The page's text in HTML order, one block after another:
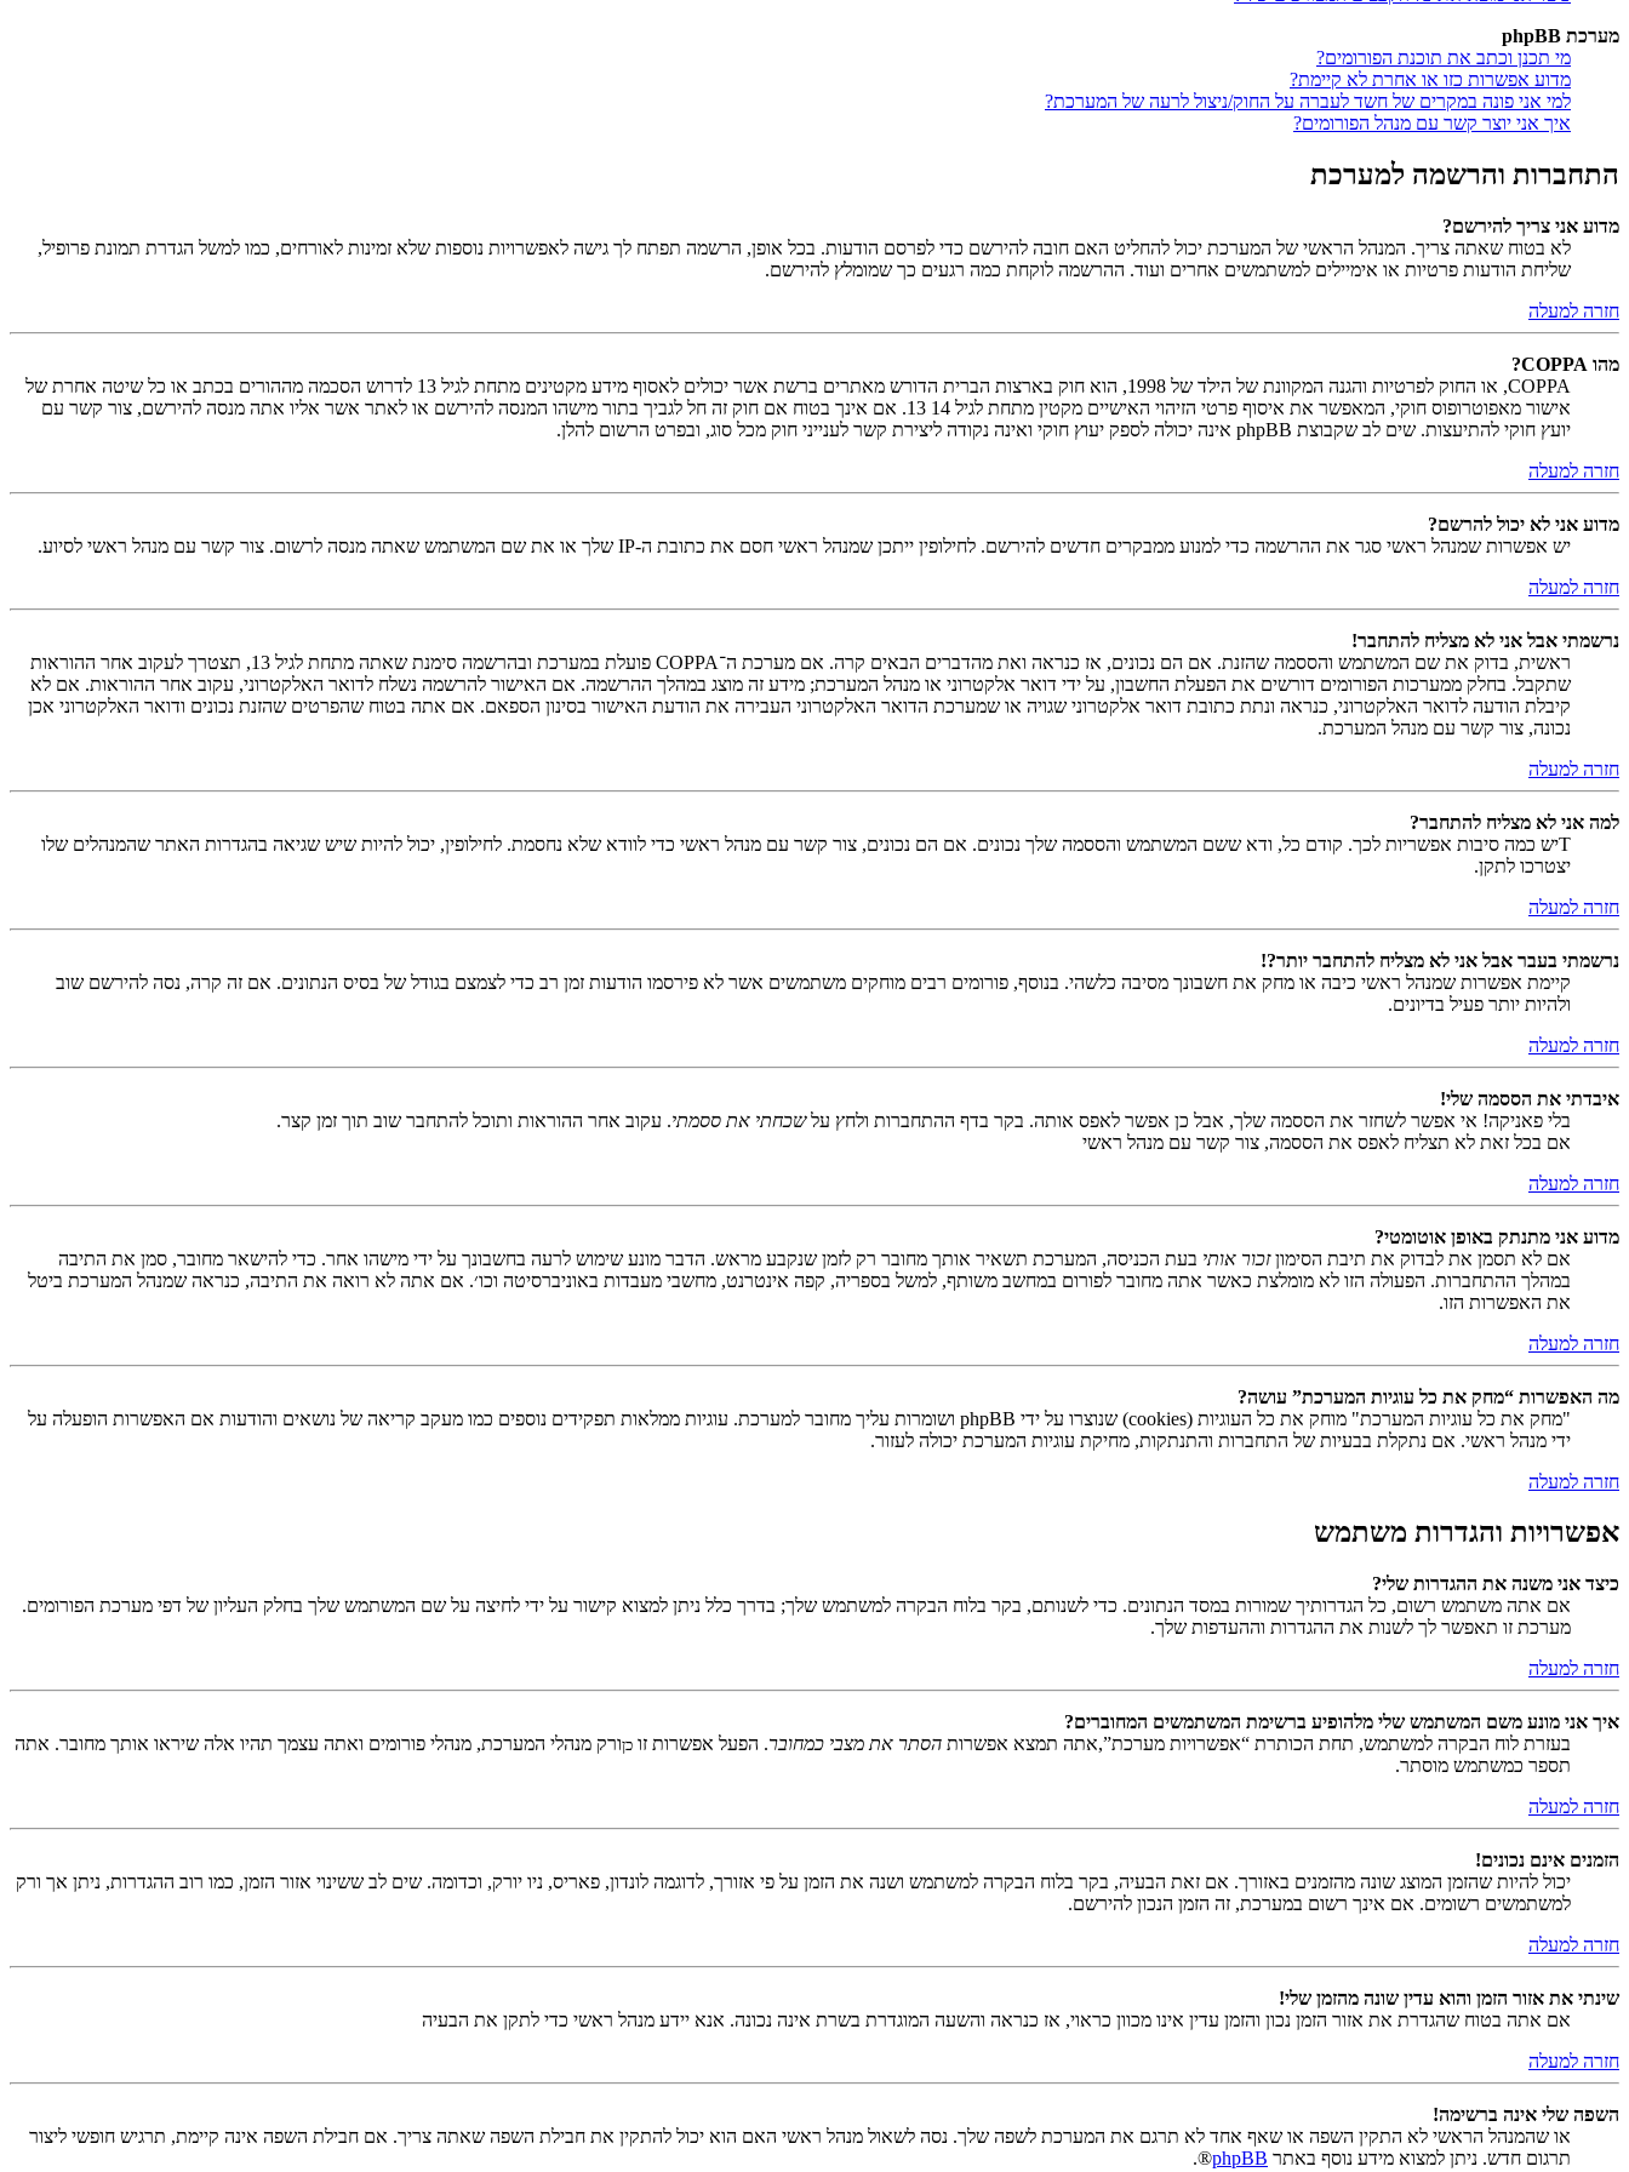
מערכת phpBB
מי תכנן וכתב את תוכנת הפורומים?
מדוע אפשרות כזו או אחרת לא קיימת?
למי אני פונה במקרים של חשד לעברה על החוק/ניצול לרעה של המערכת?
איך אני יוצר קשר עם מנהל הפורומים?
התחברות והרשמה למערכת
מדוע אני צריך להירשם?
לא בטוח שאתה צריך. המנהל הראשי של המערכת יכול להחליט האם חובה להירשם כדי לפרסם הודעות. בכל אופן, הרשמה תפתח לך גישה לאפשרויות נוספות שלא זמינות לאורחים, כמו למשל הגדרת תמונת פרופיל,
שליחת הודעות פרטיות או אימיילים למשתמשים אחרים ועוד. ההרשמה לוקחת כמה רגעים כך שמומלץ להירשם.
חזרה למעלה
מהו COPPA?
COPPA, או החוק לפרטיות והגנה המקוונת של הילד של 1998, הוא חוק בארצות הברית הדורש מאתרים ברשת אשר יכולים לאסוף מידע מקטינים מתחת לגיל 13 לדרוש הסכמה מההורים בכתב או כל שיטה אחרת של
אישור מאפוטרופוס חוקי, המאפשר את איסוף פרטי הזיהוי האישיים מקטין מתחת לגיל 14 13. אם אינך בטוח אם חוק זה חל לגביך בתור מישהו המנסה להירשם או לאתר אשר אליו אתה מנסה להירשם, צור קשר עם
יועץ חוקי להתיעצות. שים לב שקבוצת phpBB אינה יכולה לספק יעוץ חוקי ואינה נקודה ליצירת קשר לענייני חוק מכל סוג, ובפרט הרשום להלן.
חזרה למעלה
מדוע אני לא יכול להרשם?
יש אפשרות שמנהל ראשי סגר את ההרשמה כדי למנוע ממבקרים חדשים להירשם. לחילופין ייתכן שמנהל ראשי חסם את כתובת ה-IP שלך או את שם המשתמש שאתה מנסה לרשום. צור קשר עם מנהל ראשי לסיוע.
חזרה למעלה
נרשמתי אבל אני לא מצליח להתחבר!
ראשית, בדוק את שם המשתמש והססמה שהזנת. אם הם נכונים, אז כנראה ואת מהדברים הבאים קרה. אם מערכת ה־COPPA פועלת במערכת ובהרשמה סימנת שאתה מתחת לגיל 13, תצטרך לעקוב אחר ההוראות
שתקבל. בחלק ממערכות הפורומים דורשים את הפעלת החשבון, על ידי דואר אלקטרוני או מנהל המערכת; מידע זה מוצג במהלך ההרשמה. אם האישור להרשמה נשלח לדואר האלקטרוני, עקוב אחר ההוראות. אם לא
קיבלת הודעה לדואר האלקטרוני, כנראה ונתת כתובת דואר אלקטרוני שגויה או שמערכת הדואר האלקטרוני העבירה את הודעת האישור בסינון הספאם. אם אתה בטוח שהפרטים שהזנת נכונים ודואר האלקטרוני אכן
נכונה, צור קשר עם מנהל המערכת.
חזרה למעלה
למה אני לא מצליח להתחבר?
Tיש כמה סיבות אפשריות לכך. קודם כל, ודא ששם המשתמש והססמה שלך נכונים. אם הם נכונים, צור קשר עם מנהל ראשי כדי לוודא שלא נחסמת. לחילופין, יכול להיות שיש שגיאה בהגדרות האתר שהמנהלים שלו
יצטרכו לתקן.
חזרה למעלה
נרשמתי בעבר אבל אני לא מצליח להתחבר יותר?!
קיימת אפשרות שמנהל ראשי כיבה או מחק את חשבונך מסיבה כלשהי. בנוסף, פורומים רבים מוחקים משתמשים אשר לא פירסמו הודעות זמן רב כדי לצמצם בגודל של בסיס הנתונים. אם זה קרה, נסה להירשם שוב
ולהיות יותר פעיל בדיונים.
חזרה למעלה
איבדתי את הססמה שלי!
בלי פאניקה! אי אפשר לשחזר את הססמה שלך, אבל כן אפשר לאפס אותה. בקר בדף ההתחברות ולחץ עלשכחתי את ססמתי. עקוב אחר ההוראות ותוכל להתחבר שוב תוך זמן קצר.
אם בכל זאת לא תצליח לאפס את הססמה, צור קשר עם מנהל ראשי
חזרה למעלה
מדוע אני מתנתק באופן אוטומטי?
אם לא תסמן את לבדוק את תיבת הסימוןזכור אותי בעת הכניסה, המערכת תשאיר אותך מחובר רק לזמן שנקבע מראש. הדבר מונע שימוש לרעה בחשבונך על ידי מישהו אחר. כדי להישאר מחובר, סמן את התיבה
במהלך ההתחברות. הפעולה הזו לא מומלצת כאשר אתה מחובר לפורום במחשב משותף, למשל בספריה, קפה אינטרנט, מחשבי מעבדות באוניברסיטה וכו׳. אם אתה לא רואה את התיבה, כנראה שמנהל המערכת ביטל
את האפשרות הזו.
חזרה למעלה
מה האפשרות “מחק את כל עוגיות המערכת” עושה?
"מחק את כל עוגיות המערכת" מוחק את כל העוגיות (cookies) שנוצרו על ידי phpBB ושומרות עליך מחובר למערכת. עוגיות ממלאות תפקידים נוספים כמו מעקב קריאה של נושאים והודעות אם האפשרות הופעלה על
ידי מנהל ראשי. אם נתקלת בבעיות של התחברות והתנתקות, מחיקת עוגיות המערכת יכולה לעזור.
חזרה למעלה
אפשרויות והגדרות משתמש
כיצד אני משנה את ההגדרות שלי?
אם אתה משתמש רשום, כל הגדרותיך שמורות במסד הנתונים. כדי לשנותם, בקר בלוח הבקרה למשתמש שלך; בדרך כלל ניתן למצוא קישור על ידי לחיצה על שם המשתמש שלך בחלק העליון של דפי מערכת הפורומים.
מערכת זו תאפשר לך לשנות את ההגדרות וההעדפות שלך.
חזרה למעלה
איך אני מונע משם המשתמש שלי מלהופיע ברשימת המשתמשים המחוברים?
בעזרת לוח הבקרה למשתמש, תחת הכותרת “אפשרויות מערכת”,אתה תמצא אפשרות הסתר את מצבי כמחובר. הפעל אפשרות זו כןורק מנהלי המערכת, מנהלי פורומים ואתה עצמך תהיו אלה שיראו אותך מחובר. אתה
תספר כמשתמש מוסתר.
חזרה למעלה
הזמנים אינם נכונים!
יכול להיות שהזמן המוצג שונה מהזמנים באזורך. אם זאת הבעיה, בקר בלוח הבקרה למשתמש ושנה את הזמן על פי אזורך, לדוגמה לונדון, פאריס, ניו יורק, וכדומה. שים לב ששינוי אזור הזמן, כמו רוב ההגדרות, ניתן אך ורק
למשתמשים רשומים. אם אינך רשום במערכת, זה הזמן הנכון להירשם.
חזרה למעלה
שינתי את אזור הזמן והוא עדין שונה מהזמן שלי!
אם אתה בטוח שהגדרת את אזור הזמן נכון והזמן עדין אינו מכוון כראוי, אז כנראה והשעה המוגדרת בשרת אינה נכונה. אנא יידע מנהל ראשי כדי לתקן את הבעיה
חזרה למעלה
השפה שלי אינה ברשימה!
או שהמנהל הראשי לא התקין השפה או שאף אחד לא תרגם את המערכת לשפה שלך. נסה לשאול מנהל ראשי האם הוא יכול להתקין את חבילת השפה שאתה צריך. אם חבילת השפה אינה קיימת, תרגיש חופשי ליצור
תרגום חדש. ניתן למצוא מידע נוסף באתר phpBB
®.